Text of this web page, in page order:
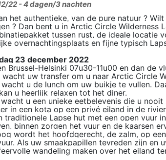
22 - 4 dagen/3 nachten
het authentieke, van de pure natuur ?
? Dan bent u in Arctic Circle Wilderness
tussen rust, de ideale locatie
overnachtingsplaats en fijne typisch
23 december 2022
Brussel-Helsinki 07u30-11u00 en dan de
wacht uw transfer om u naar Arctic Circle
u de lunch om uw buikje te vullen.
u heerlijk relaxen tot het diner.
u een unieke eetbelevenis die u
in een kota op een privé eiland in de
traditionele Lapse hut met een open vuur
binnen zorgen het vuur en de kaarsen
wordt het hoofdgerecht, de zalm, op
Als uw smaakpapillen tevreden zijn en
wandeling maken over het eiland